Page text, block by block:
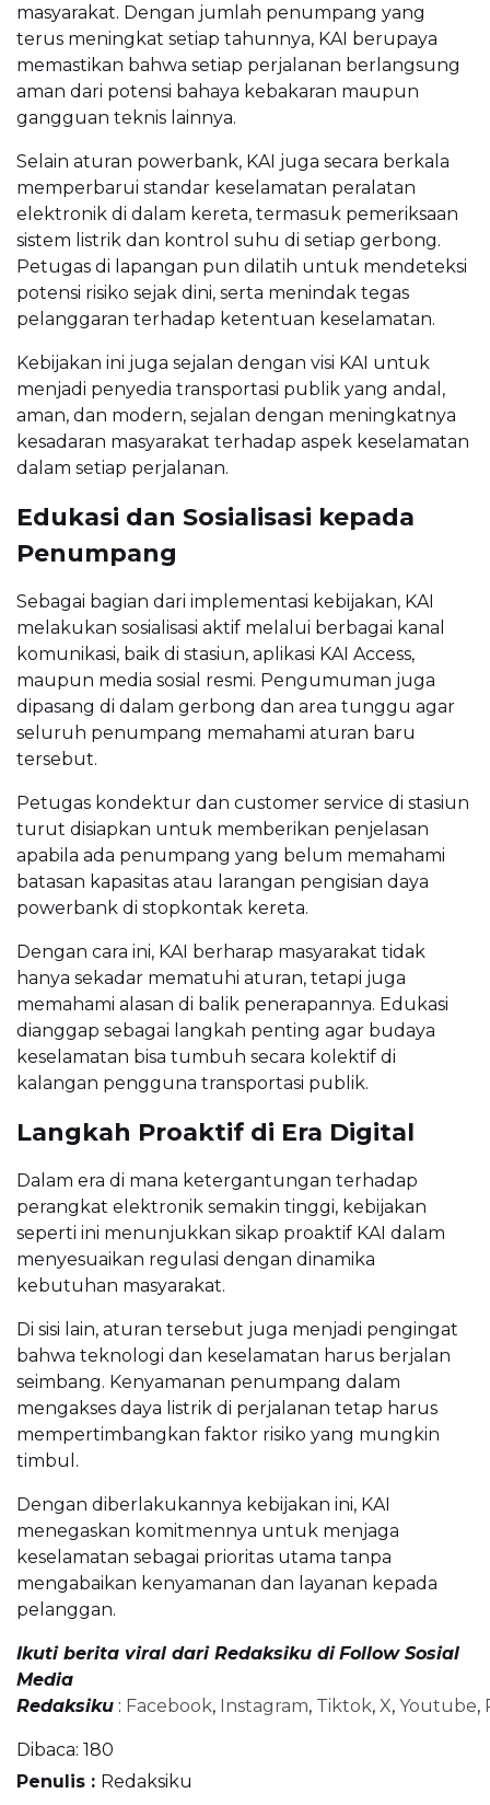
masyarakat. Dengan jumlah penumpang yang
terus meningkat setiap tahunnya, KAI berupaya
memastikan bahwa setiap perjalanan berlangsung
aman dari potensi bahaya kebakaran maupun
gangguan teknis lainnya.
Selain aturan powerbank, KAI juga secara berkala
memperbarui standar keselamatan peralatan
elektronik di dalam kereta, termasuk pemeriksaan
sistem listrik dan kontrol suhu di setiap gerbong.
Petugas di lapangan pun dilatih untuk mendeteksi
potensi risiko sejak dini, serta menindak tegas
pelanggaran terhadap ketentuan keselamatan.
Kebijakan ini juga sejalan dengan visi KAI untuk
menjadi penyedia transportasi publik yang andal,
aman, dan modern, sejalan dengan meningkatnya
kesadaran masyarakat terhadap aspek keselamatan
dalam setiap perjalanan.
Edukasi dan Sosialisasi kepada
Penumpang
Sebagai bagian dari implementasi kebijakan, KAI
melakukan sosialisasi aktif melalui berbagai kanal
komunikasi, baik di stasiun, aplikasi KAI Access,
maupun media sosial resmi. Pengumuman juga
dipasang di dalam gerbong dan area tunggu agar
seluruh penumpang memahami aturan baru
tersebut.
Petugas kondektur dan customer service di stasiun
turut disiapkan untuk memberikan penjelasan
apabila ada penumpang yang belum memahami
batasan kapasitas atau larangan pengisian daya
powerbank di stopkontak kereta.
Dengan cara ini, KAI berharap masyarakat tidak
hanya sekadar mematuhi aturan, tetapi juga
memahami alasan di balik penerapannya. Edukasi
dianggap sebagai langkah penting agar budaya
keselamatan bisa tumbuh secara kolektif di
kalangan pengguna transportasi publik.
Langkah Proaktif di Era Digital
Dalam era di mana ketergantungan terhadap
perangkat elektronik semakin tinggi, kebijakan
seperti ini menunjukkan sikap proaktif KAI dalam
menyesuaikan regulasi dengan dinamika
kebutuhan masyarakat.
Di sisi lain, aturan tersebut juga menjadi pengingat
bahwa teknologi dan keselamatan harus berjalan
seimbang. Kenyamanan penumpang dalam
mengakses daya listrik di perjalanan tetap harus
mempertimbangkan faktor risiko yang mungkin
timbul.
Dengan diberlakukannya kebijakan ini, KAI
menegaskan komitmennya untuk menjaga
keselamatan sebagai prioritas utama tanpa
mengabaikan kenyamanan dan layanan kepada
pelanggan.
Ikuti berita viral dari Redaksiku di Follow Sosial
Media
Redaksiku : Facebook, Instagram, Tiktok, X, Youtube,
Dibaca: 180
Penulis : Redaksiku